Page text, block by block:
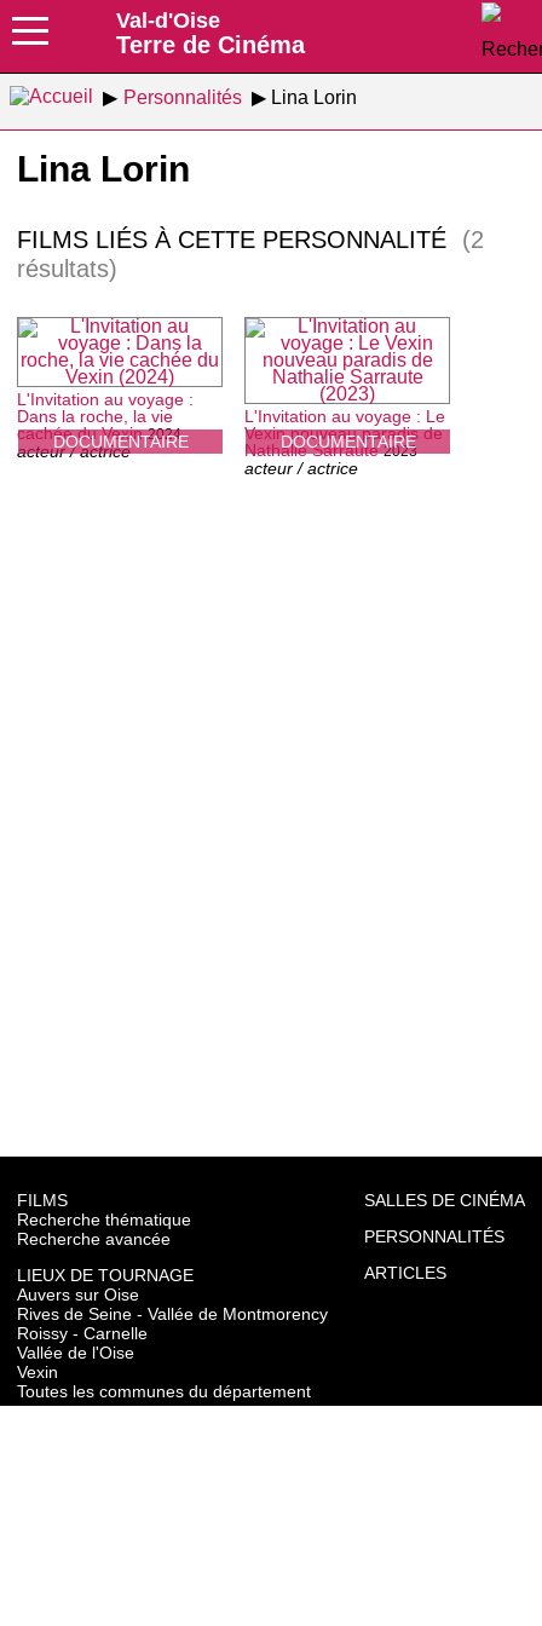
Val-d'Oise
Terre de Cinéma
Personnalités Lina Lorin
Lina Lorin
FILMS LIÉS À CETTE PERSONNALITÉ
(2
résultats)
DOCUMENTAIRE
L'Invitation au voyage :
Dans la roche, la vie
cachée du Vexin 2024
acteur / actrice DOCUMENTAIRE
L'Invitation au voyage : Le
Vexin nouveau paradis de
Nathalie Sarraute 2023
acteur / actrice
FILMS
Recherche thématique
Recherche avancée
LIEUX DE TOURNAGE
Auvers sur Oise
Rives de Seine - Vallée de Montmorency
Roissy - Carnelle
Vallée de l'Oise
Vexin
Toutes les communes du département
SALLES DE CINÉMA
PERSONNALITÉS
ARTICLES